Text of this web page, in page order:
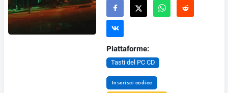
PA...
Piattaforme:
Tasti del PC CD
Inserisci codice